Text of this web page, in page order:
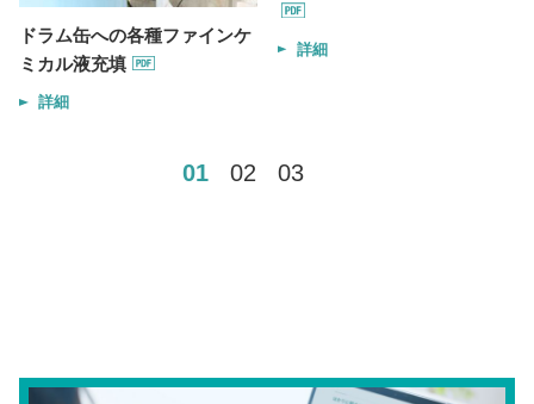
ドラム缶への各種ファインケ
ミカル液充填
詳細
詳細
01 02 03